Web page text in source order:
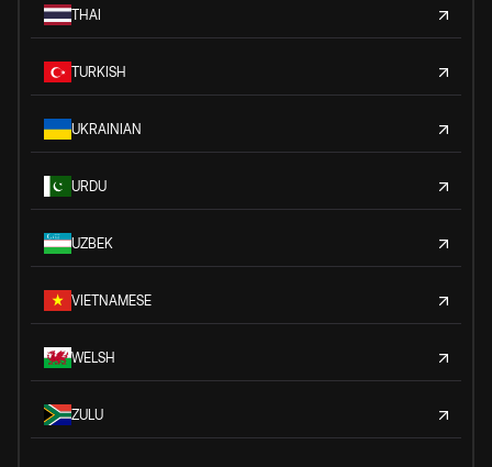
THAI
TURKISH
UKRAINIAN
URDU
UZBEK
VIETNAMESE
WELSH
ZULU